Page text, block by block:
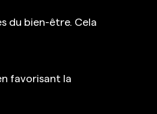
du bien-être. Cela
favorisant la